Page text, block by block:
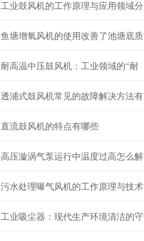
工业鼓风机的工作原理与应用领域分
析
鱼塘增氧风机的使用改善了池塘底质
耐高温中压鼓风机：工业领域的“耐
热勇士”
透浦式鼓风机常见的故障解决方法有
哪些？
直流鼓风机的特点有哪些
高压漩涡气泵运行中温度过高怎么解
决
污水处理曝气风机的工作原理与技术
优势
工业吸尘器：现代生产环境清洁的守